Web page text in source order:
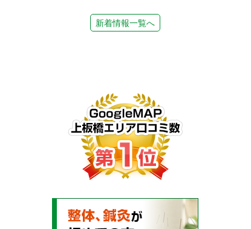
新着情報一覧へ